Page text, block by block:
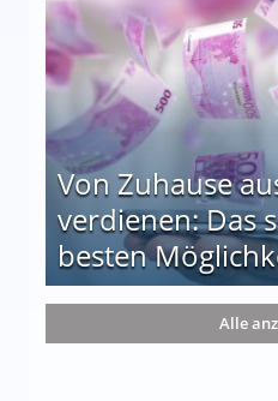
Von Zuhause
verdienen: Das
besten
die 15 besten Möglichkeiten
Alle